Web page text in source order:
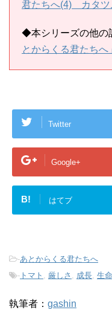
君たちへ(4) カタツ
◆本シリーズの他の
とからくる君たちへ
Twitter
Google+
B! はてブ
-あとからくる君たちへ
- トマト , 厳しさ , 成長, 生
執筆者： gashin